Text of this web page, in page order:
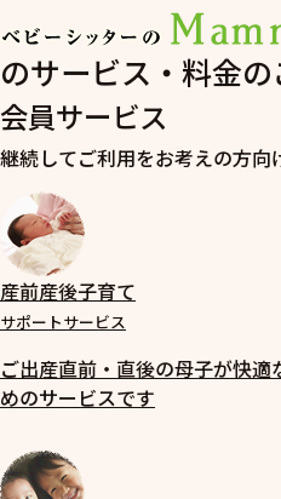
のサービス・料金
会員サービス
継続してご利用をお考えの方向
産前産後子育て
サポートサービス
ご出産直前・直後の母子が快
めのサービスです